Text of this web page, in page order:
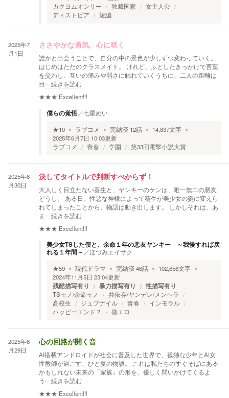
カクヨムオンリー
独裁国家
女主人公
ディストピア
短編
2025年7
月1日
ささやかな勇気、心に咲く
誰かと出会うことで、自分の中の景色が少しずつ変わっていく。
はじめはただのクラスメイト。 けれど、ふとしたきっかけで言葉
を交わし、互いの痛みや弱さに触れていくうちに、二人の距離は
目…続きを読む
★★★ Excellent!!!
僕らの覚悟／七星めい
★10 ラブコメ 完結済 12話 14,837文字
2025年6月7日 10:03更新
ラブコメ
青春 学園 第33回電撃小説大賞
2025年6
月30日
決してタイトルで判断すべからず！
大人しく目立たない葵生と、ヤンキーのケンは、唯一無二の悪友
どうし。 ある日、性悪な神様によって葵生が美少女の姿に変えら
れてしまったことから、物語は動き出します。 しかしそれは、あ
ま …続きを読む
★★★ Excellent!!!
美少女TSした僕と、余命１年の悪友ヤンキー ～我慢すれば戻
れる１年間～ ／ほづみエイサク
★59 現代ドラマ 完結済46話 102,656文字
2024年11月5日 23:04更新
残酷描写有り 暴力描写有り 性描写有り
TSモノ/余命モノ
共依存/ヤンデレ/メンヘラ
高校生
ジュブナイル 青春
インモラル
ハッピーエンド？
微エロ
2025年6
月29日
心の回路が開く音
AI搭載アンドロイドが社会に普及した世界で、孤独な少年とAI女
性教師が過ごす、ひと夏の物語。 これは私たちのすぐそばにある
かもしれない未来の「家族」の形を、優しく問いかけてくるよ
う …続きを読む
★★★ Excellent!!!